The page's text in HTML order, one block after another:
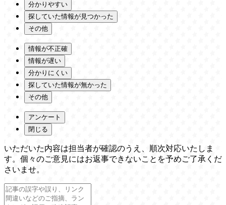
分かりやすい
探していた情報が見つかった
その他
情報が不正確
情報が遅い
分かりにくい
探していた情報が無かった
その他
アンケート
閉じる
いただいた内容は担当者が確認のうえ、順次対応いたしま
す。個々のご意見にはお返事できないことを予めご了承くだ
さいませ。